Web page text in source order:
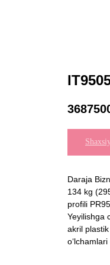
Daraja
134 kg
profili
Yeyilishga
akril